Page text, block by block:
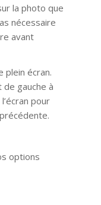
la photo que
nécessaire
avant
plein écran.
gauche à
pour
options